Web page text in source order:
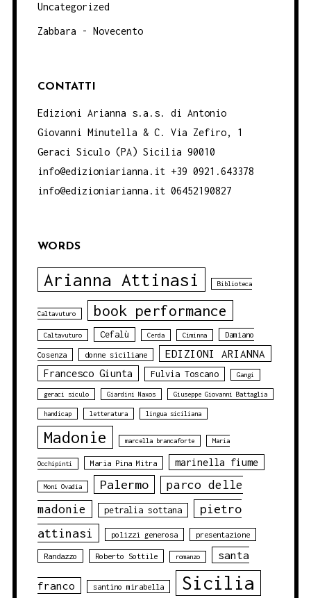
Uncategorized
Zabbara - Novecento
CONTATTI
Edizioni Arianna s.a.s. di Antonio
Giovanni Minutella & C. Via Zefiro, 1
Geraci Siculo (PA) Sicilia 90010
info@edizioniarianna.it +39 0921.643378
info@edizioniarianna.it 06452190827
WORDS
Arianna Attinasi Biblioteca
Caltavuturo book performance
Caltavuturo Cefalù Cerda Ciminna Damiano
Cosenza donne siciliane EDIZIONI ARIANNA
Francesco Giunta Fulvia Toscano Gangi
geraci siculo Giardini Naxos Giuseppe Giovanni Battaglia
handicap letteratura lingua siciliana
Madonie marcella brancaforte Maria
Occhipinti Maria Pina Mitra marinella fiume
Moni Ovadia Palermo
parco delle
madonie
petralia sottana
pietro
attinasi
polizzi generosa presentazione
Randazzo Roberto Sottile romanzo santa
franco santino mirabella Sicilia